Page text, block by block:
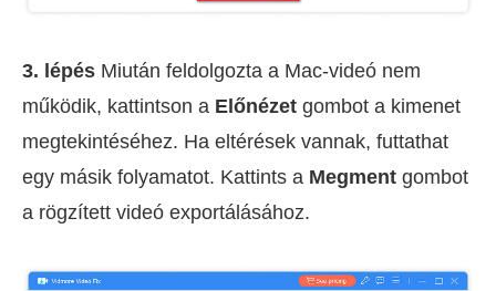
3. lépés Miután feldolgozta a Mac-videó nem
működik, kattintson a Előnézet gombot a kimenet
megtekintéséhez. Ha eltérések vannak, futtathat
egy másik folyamatot. Kattints a Megment gombot
a rögzített videó exportálásához.